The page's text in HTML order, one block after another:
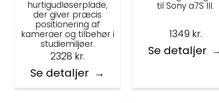
hurtigudløserplade,
der giver præcis
positionering af
kameraer og tilbehør i
studiemiljøer.
2328 kr.
Se detaljer
til Sony a7S III.
1349 kr.
Se detaljer